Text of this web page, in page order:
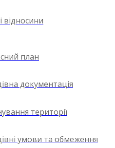
відносини
план
документація
території
умови та обмеження